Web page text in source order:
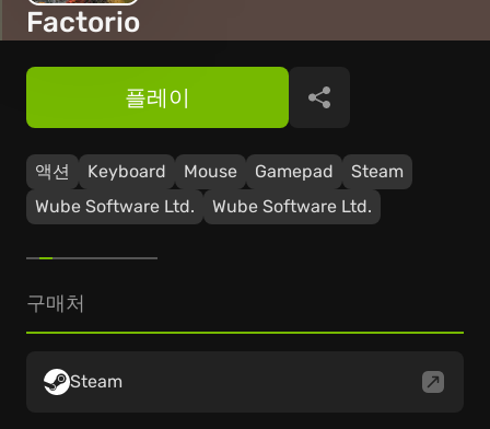
Factorio
액션 Keyboard Mouse Gamepad
Steam
Wube Software Ltd.
Wube Software Ltd.
플레이 공유
구매처
Steam